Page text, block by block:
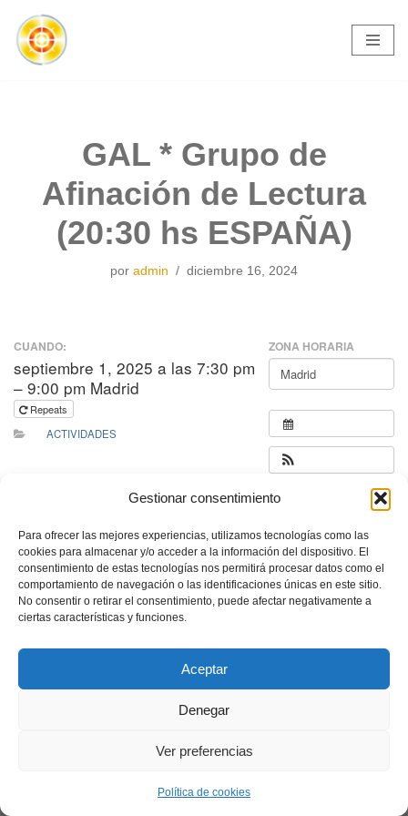
Gestionar consentimiento
Para ofrecer las mejores experiencias, utilizamos tecnologías como las
cookies para almacenar y/o acceder a la información del dispositivo. El
consentimiento de estas tecnologías nos permitirá procesar datos como el
comportamiento de navegación o las identificaciones únicas en este sitio.
No consentir o retirar el consentimiento, puede afectar negativamente a
ciertas características y funciones.
Aceptar
Denegar
Ver preferencias
Política de cookies
Saltar
GAL * Grupo de
Afinación de Lectura
(20:30 hs ESPAÑA)
por admin diciembre 16, 2024
ZONA HORARIA
CUANDO:
septiembre 1, 2025 a las 7:30 pm
– 9:00 pm Madrid
Repeats
ACTIVIDADES
| Funciona gracias aWordPress